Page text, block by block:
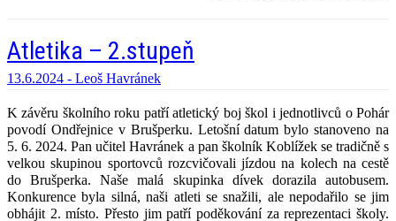
Atletika – 2.stupeň
13.6.2024 - Leoš Havránek
K závěru školního roku patří atletický boj škol i jednotlivců o Pohár
povodí Ondřejnice v Brušperku. Letošní datum bylo stanoveno na
5. 6. 2024. Pan učitel Havránek a pan školník Koblížek se tradičně s
velkou skupinou sportovců rozcvičovali jízdou na kolech na cestě
do Brušperka. Naše malá skupinka dívek dorazila autobusem.
Konkurence byla silná, naši atleti se snažili, ale nepodařilo se jim
obhájit 2. místo. Přesto jim patří poděkování za reprezentaci školy.